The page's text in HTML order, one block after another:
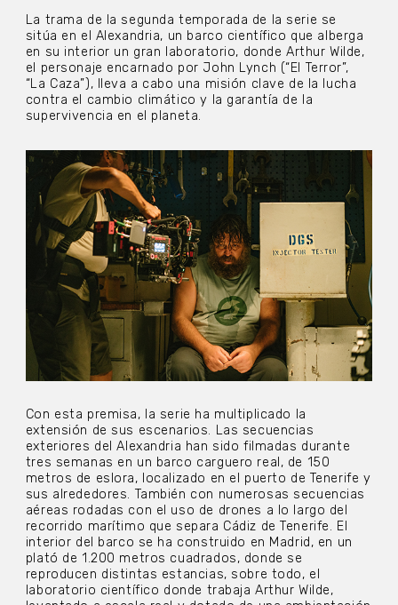
La trama de la segunda temporada de la serie se
sitúa en el Alexandria, un barco científico que alberga
en su interior un gran laboratorio, donde Arthur Wilde,
el personaje encarnado por John Lynch (“El Terror”,
“La Caza”), lleva a cabo una misión clave de la lucha
contra el cambio climático y la garantía de la
supervivencia en el planeta.
Con esta premisa, la serie ha multiplicado la
extensión de sus escenarios. Las secuencias
exteriores del Alexandria han sido filmadas durante
tres semanas en un barco carguero real, de 150
metros de eslora, localizado en el puerto de Tenerife y
sus alrededores. También con numerosas secuencias
aéreas rodadas con el uso de drones a lo largo del
recorrido marítimo que separa Cádiz de Tenerife. El
interior del barco se ha construido en Madrid, en un
plató de 1.200 metros cuadrados, donde se
reproducen distintas estancias, sobre todo, el
laboratorio científico donde trabaja Arthur Wilde,